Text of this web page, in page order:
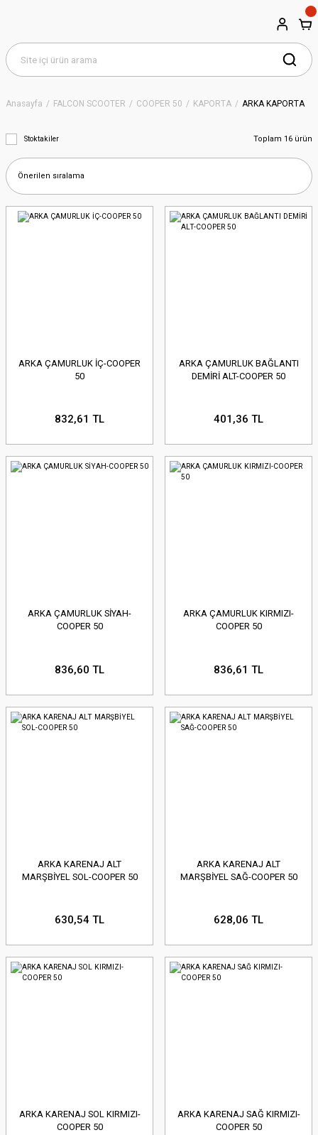
Anasayfa FALCON SCOOTER COOPER 50 KAPORTA ARKA KAPORTA
Stoktakiler Toplam 16 ürün
ARKA ÇAMURLUK İÇ-COOPER
50
832,61 TL
ARKA ÇAMURLUK BAĞLANTI
DEMİRİ ALT-COOPER 50
401,36 TL
ARKA ÇAMURLUK SİYAH-
COOPER 50
836,60 TL
ARKA ÇAMURLUK KIRMIZI-
COOPER 50
836,61 TL
ARKA KARENAJ ALT
MARŞBİYEL SOL-COOPER 50
630,54 TL
ARKA KARENAJ ALT
MARŞBİYEL SAĞ-COOPER 50
628,06 TL
ARKA KARENAJ SOL KIRMIZI-
COOPER 50
ARKA KARENAJ SAĞ KIRMIZI-
COOPER 50